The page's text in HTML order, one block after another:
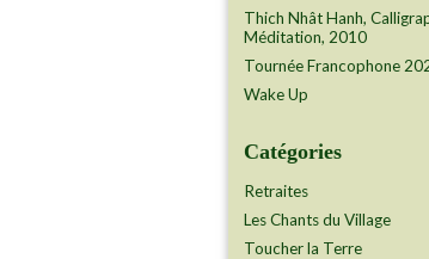
Thich Nhât Hanh,
Méditation, 2010
Tournée Francophone
Wake Up
Catégories
Retraites
Les Chants du Village
Toucher la Terre